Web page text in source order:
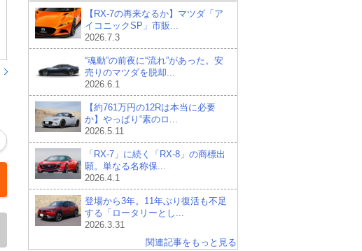
【RX-7の再来なるか】マツダ「ア
イコニックSP」市販...
2026.7.3
“魂動”の前夜に“流れ”があった。安
売りのマツダを脱却...
2026.6.1
【約761万円の12Rは本当に必要
か】やっぱり“素のロ...
2026.5.11
「RX-7」に続く「RX-8」の商標出
願。単なる名称保...
2026.4.1
登場から3年。11年ぶり復活も不足
する「ロータリーとし...
2026.3.31
関連記事をもっと見る